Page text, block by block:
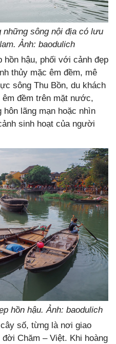
những sông nội địa có lưu
Ảnh: baodulich
hồn hậu, phối với cảnh đẹp
thủy mặc êm đềm, mê
sông Thu Bồn, du khách
đềm trên mặt nước,
hôn lãng mạn hoặc nhìn
sinh hoạt của người
hồn hậu. Ảnh: baodulich
số, từng là nơi giao
Chăm – Việt. Khi hoàng